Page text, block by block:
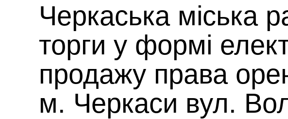
Черкаська міська
торги у формі
продажу права
м. Черкаси вул.